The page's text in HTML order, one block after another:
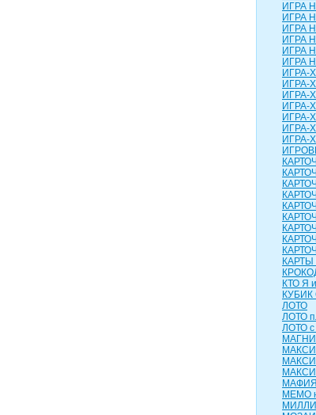
ИГРА
ИГРА
ИГРА
ИГРА
ИГРА
ИГРА
ИГРА-
ИГРА-
ИГРА-
ИГРА-
ИГРА-
ИГРА-
ИГРА-
КТО Я
ЛОТО
ЛОТО
ЛОТО с
МАКСИ
МАКСИ
МАКСИ
МАФИЯ
МЕМО